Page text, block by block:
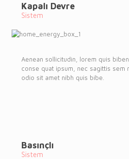
Kapalı Devre
Sistem
Aenean sollicitudin, lorem quis
conse quat ipsum, nec sagittis sem
odio sit amet nibh quis bibe.
Basınçlı
Sistem